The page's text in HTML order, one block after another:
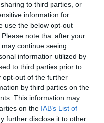
to third parties, or
information for
use the below opt-out
note that after your
continue seeing
information utilized by
to third parties prior to
opt-out of the further
by third parties on the
This information may
on the IAB’s List of
further disclose it to other
figure più richieste
chimera per le imprese
150mila in meno fra 10
aperte le selezioni
casting in Toscana
storica segheria